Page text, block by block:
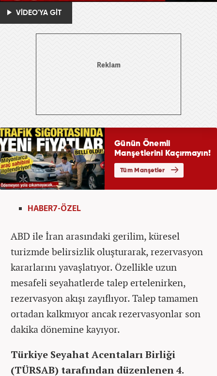
VİDEO'YA GİT
HABER7-ÖZEL
ABD ile İran arasındaki gerilim, küresel
turizmde belirsizlik oluşturarak, rezervasyon
kararlarını yavaşlatıyor. Özellikle uzun
mesafeli seyahatlerde talep ertelenirken,
rezervasyon akışı zayıflıyor. Talep tamamen
ortadan kalkmıyor ancak rezervasyonlar son
dakika dönemine kayıyor.
Türkiye Seyahat Acentaları Birliği
(TÜRSAB) tarafından düzenlenen 4.